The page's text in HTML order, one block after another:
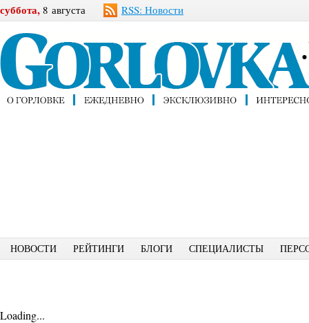
суббота, 8 августа RSS: Новости
НОВОСТИ РЕЙТИНГИ БЛОГИ СПЕЦИАЛИСТЫ
Loading...